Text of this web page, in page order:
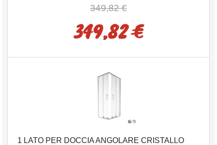
349,82 €
349,82 €
1 LATO PER DOCCIA ANGOLARE CRISTALLO